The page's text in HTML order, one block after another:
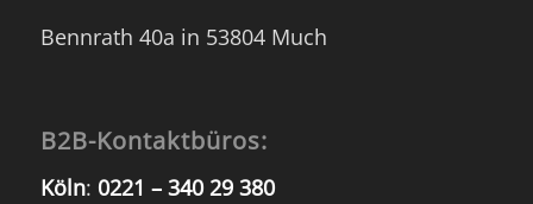
Bennrath 40a in 53804 Much
B2B-Kontaktbüros:
Köln: 0221 – 340 29 380